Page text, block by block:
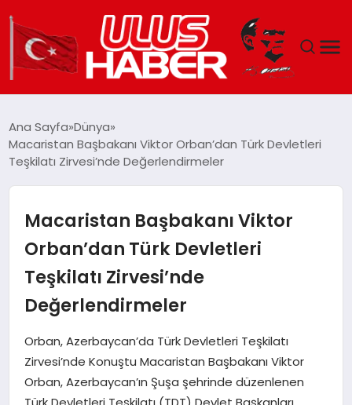
DÜNYA
TEKNOLOJI
EĞITIM
MAGAZIN
SPOR
Ana Sayfa Dünya
Macaristan Başbakanı Viktor Orban’dan Türk Devletleri
Teşkilatı Zirvesi’nde Değerlendirmeler
Macaristan Başbakanı Viktor
Orban’dan Türk Devletleri
Teşkilatı Zirvesi’nde
Değerlendirmeler
Orban, Azerbaycan’da Türk Devletleri Teşkilatı
Zirvesi’nde Konuştu Macaristan Başbakanı Viktor
Orban, Azerbaycan’ın Şuşa şehrinde düzenlenen